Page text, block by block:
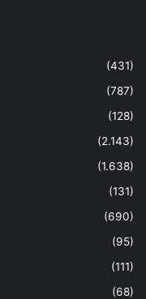
(431)
(787)
(128)
(2.143)
(1.638)
(131)
(690)
(95)
(111)
(68)